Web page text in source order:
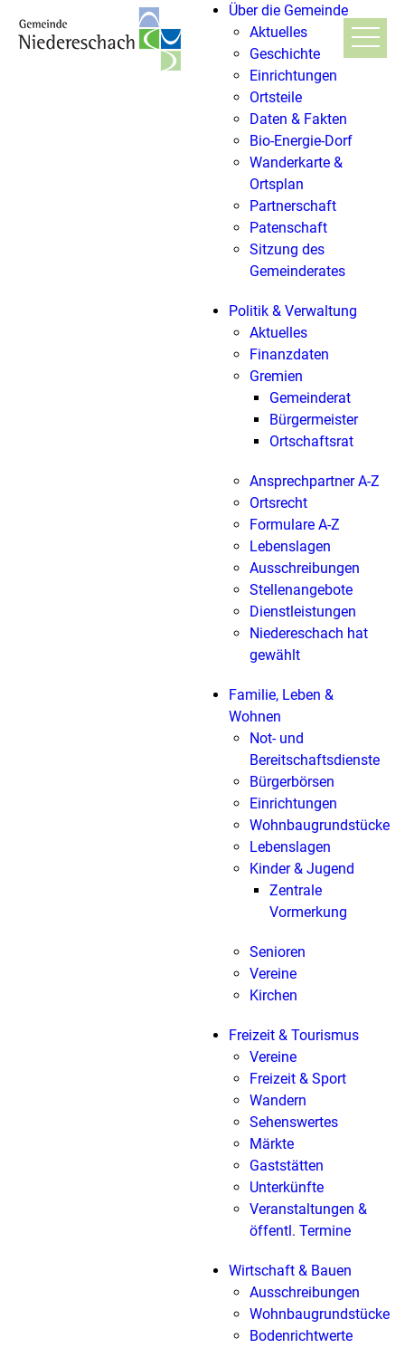
Über die Gemeinde
Aktuelles
Geschichte
Einrichtungen
Ortsteile
Daten & Fakten
Bio-Energie-Dorf
Wanderkarte &
Ortsplan
Partnerschaft
Patenschaft
Sitzung des
Gemeinderates
Politik & Verwaltung
Aktuelles
Finanzdaten
Gremien
Gemeinderat
Bürgermeister
Ortschaftsrat
Ansprechpartner A-Z
Ortsrecht
Formulare A-Z
Lebenslagen
Ausschreibungen
Stellenangebote
Dienstleistungen
Niedereschach hat
gewählt
Familie, Leben &
Wohnen
Not- und
Bereitschaftsdienste
Bürgerbörsen
Einrichtungen
Wohnbaugrundstücke
Lebenslagen
Kinder & Jugend
Zentrale
Vormerkung
Senioren
Vereine
Kirchen
Freizeit & Tourismus
Vereine
Freizeit & Sport
Wandern
Sehenswertes
Märkte
Gaststätten
Unterkünfte
Veranstaltungen &
öffentl. Termine
Wirtschaft & Bauen
Ausschreibungen
Wohnbaugrundstücke
Bodenrichtwerte